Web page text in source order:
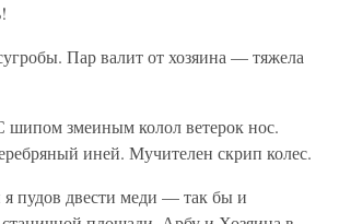
Пар валит от хозяина — тяжела
шипом змеиным колол ветерок нос.
иней. Мучителен скрип колес.
пудов двести меди — так бы и